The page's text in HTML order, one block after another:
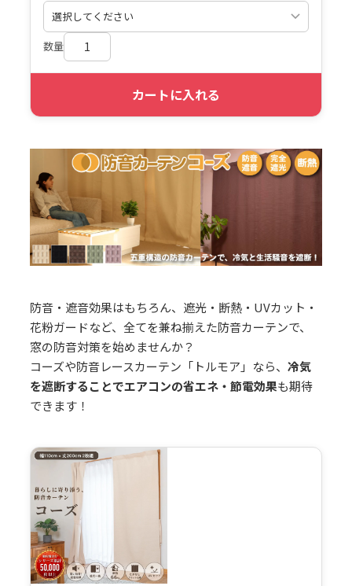
数量
カートに入れる
防音・遮音効果はもちろん、遮光・断熱・UVカット・
花粉ガードなど、全てを兼ね揃えた防音カーテンで、
窓の防音対策を始めませんか？
コーズや防音レースカーテン「トルモア」なら、冷気
を遮断することでエアコンの省エネ・節電効果も期待
できます！